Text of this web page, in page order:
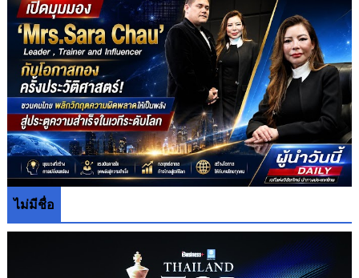
ไม่มีชื่อ